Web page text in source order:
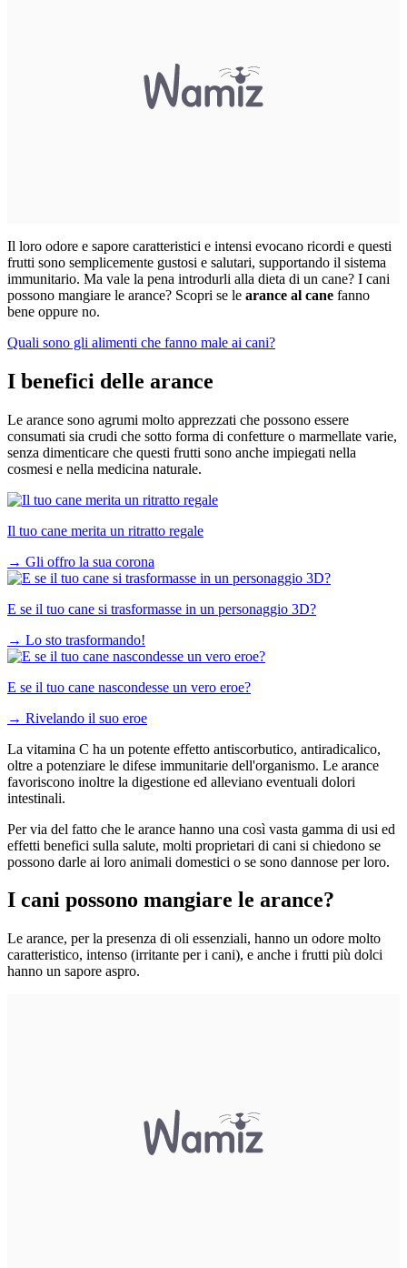
Il loro odore e sapore caratteristici e intensi evocano ricordi e questi
frutti sono semplicemente gustosi e salutari, supportando il sistema
immunitario. Ma vale la pena introdurli alla dieta di un cane? I cani
possono mangiare le arance? Scopri se le arance al cane fanno
bene oppure no.
Quali sono gli alimenti che fanno male ai cani?
I benefici delle arance
Le arance sono agrumi molto apprezzati che possono essere
consumati sia crudi che sotto forma di confetture o marmellate varie,
senza dimenticare che questi frutti sono anche impiegati nella
cosmesi e nella medicina naturale.
Il tuo cane merita un ritratto regale
→ Gli offro la sua corona
E se il tuo cane si trasformasse in un personaggio 3D?
→ Lo sto trasformando!
E se il tuo cane nascondesse un vero eroe?
→ Rivelando il suo eroe
La vitamina C ha un potente effetto antiscorbutico, antiradicalico,
oltre a potenziare le difese immunitarie dell'organismo. Le arance
favoriscono inoltre la digestione ed alleviano eventuali dolori
intestinali.
Per via del fatto che le arance hanno una così vasta gamma di usi ed
effetti benefici sulla salute, molti proprietari di cani si chiedono se
possono darle ai loro animali domestici o se sono dannose per loro.
I cani possono mangiare le arance?
Le arance, per la presenza di oli essenziali, hanno un odore molto
caratteristico, intenso (irritante per i cani), e anche i frutti più dolci
hanno un sapore aspro.